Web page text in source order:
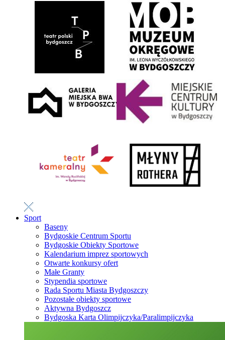
Sport
Baseny
Bydgoskie Centrum Sportu
Bydgoskie Obiekty Sportowe
Kalendarium imprez sportowych
Otwarte konkursy ofert
Małe Granty
Stypendia sportowe
Rada Sportu Miasta Bydgoszczy
Pozostałe obiekty sportowe
Aktywna Bydgoszcz
Bydgoska Karta Olimpijczyka/Paralimpijczyka